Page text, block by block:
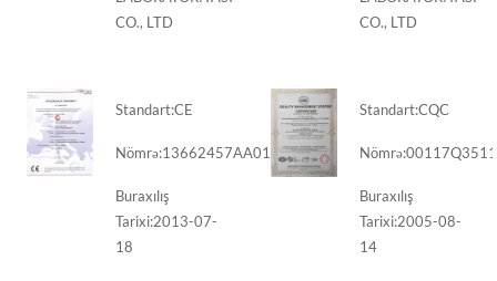
CO., LTD
CO., LTD
Standart:CE
Nömrə:13662457AA01
Buraxılış
Tarixi:2013-07-
18
Standart:CQC
Nömrə:
Buraxılış
Tarixi:2005-08-
14